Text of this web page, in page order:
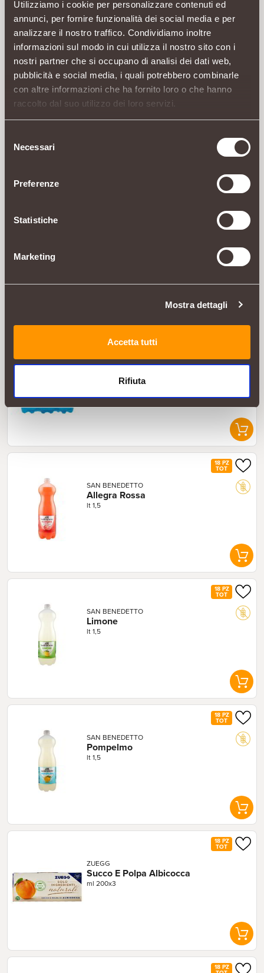
Utilizziamo i cookie per personalizzare contenuti ed
annunci, per fornire funzionalità dei social media e per
analizzare il nostro traffico. Condividiamo inoltre
informazioni sul modo in cui utilizza il nostro sito con i
nostri partner che si occupano di analisi dei dati web,
pubblicità e social media, i quali potrebbero combinarle
con altre informazioni che ha fornito loro o che hanno
raccolto dal suo utilizzo dei loro servizi.
delNecessari
Preferenze
Statistiche
Marketing
Mostra dettagli
Accetta tutti
Rifiuta
BAULI
Buondì
4 PZ
TOT
SANT'ANNA
18 PZ
TOT
SAN BENEDETTO
Allegra Rossa
lt 1,5
18 PZ
TOT
SAN BENEDETTO
Limone
lt 1,5
18 PZ
TOT
SAN BENEDETTO
Pompelmo
lt 1,5
18 PZ
TOT
ZUEGG
Succo E Polpa Albicocca
ml 200x3
18 PZ